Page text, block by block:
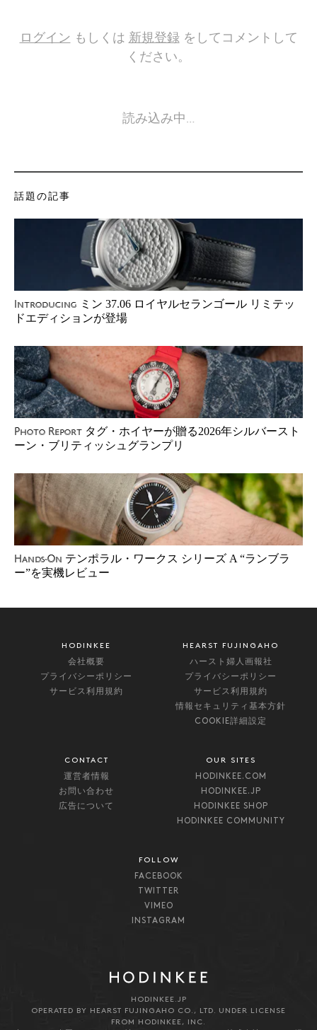
ログインもしくは新規登録をしてコメントして
ください。
読み込み中…
話題の記事
Introducing ミン 37.06 ロイヤルセランゴール リミテッ
ドエディションが登場
Photo Report タグ・ホイヤーが贈る2026年シルバースト
ーン・ブリティッシュグランプリ
Hands-On テンポラル・ワークス シリーズ A “ランブラ
ー”を実機レビュー
HODINKEE
会社概要
プライバシーポリシー
サービス利用規約
HEARST FUJINGAHO
ハースト婦人画報社
プライバシーポリシー
サービス利用規約
情報セキュリティ基本方針
COOKIE詳細設定
CONTACT
運営者情報
お問い合わせ
広告について
OUR SITES
HODINKEE.COM
HODINKEE.JP
HODINKEE SHOP
HODINKEE COMMUNITY
FOLLOW
FACEBOOK
TWITTER
VIMEO
INSTAGRAM
HODINKEE.JP
OPERATED BY HEARST FUJINGAHO CO., LTD. UNDER LICENSE
FROM HODINKEE, INC.